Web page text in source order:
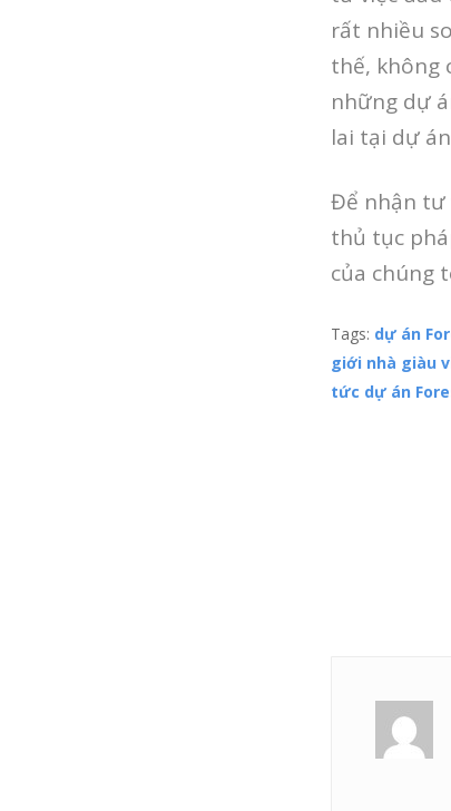
rất nhiều
thế, không
những dự
lai tại dự
Để nhận tư
thủ tục
của chúng
Tags: dự án
giới nhà giàu
tức dự án